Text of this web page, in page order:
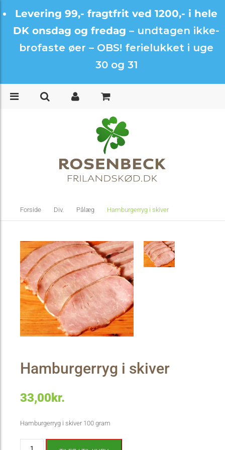
Levering 99,- fragtfrit ved 1200,- i hele
DK onsdag og fredag – undtagen ikke-
brofaste øer – OBS! ferielukket i uge
30 og 31
Forside Div. Pålæg Hamburgerryg i skiver
Hamburgerryg i skiver
33,00 kr.
Hamburgerryg i skiver 100 gram